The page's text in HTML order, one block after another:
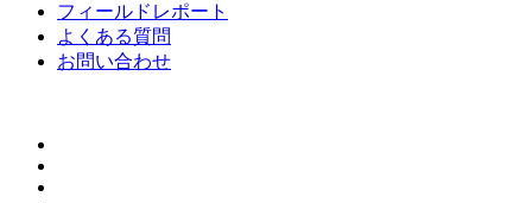
フィールドレポート
よくある質問
お問い合わせ